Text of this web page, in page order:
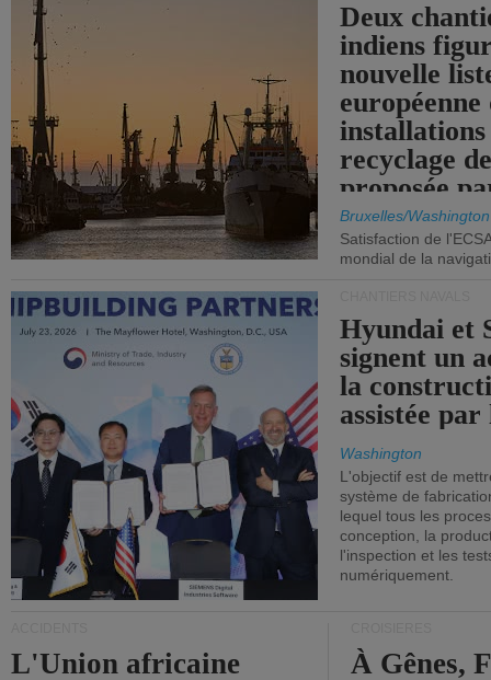
Deux
indiens
nouvelle
européenne
installations
recyclage
proposée
Bruxelles/Washington
Satisfaction de
mondial de la
Hyundai et
signent un
la
assistée
Washington
L'objectif est de
système de
lequel tous les
conception, la
l'inspection et les
numériquement.
L'Union africaine
À Gênes,